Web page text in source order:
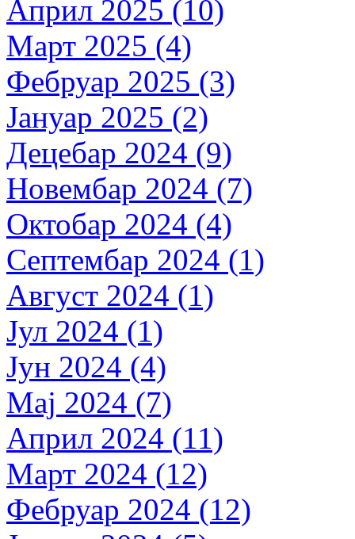
Април 2025 (10)
Март 2025 (4)
Фебруар 2025 (3)
Јануар 2025 (2)
Децебар 2024 (9)
Новембар 2024 (7)
Октобар 2024 (4)
Септембар 2024 (1)
Август 2024 (1)
Јул 2024 (1)
Јун 2024 (4)
Мај 2024 (7)
Април 2024 (11)
Март 2024 (12)
Фебруар 2024 (12)